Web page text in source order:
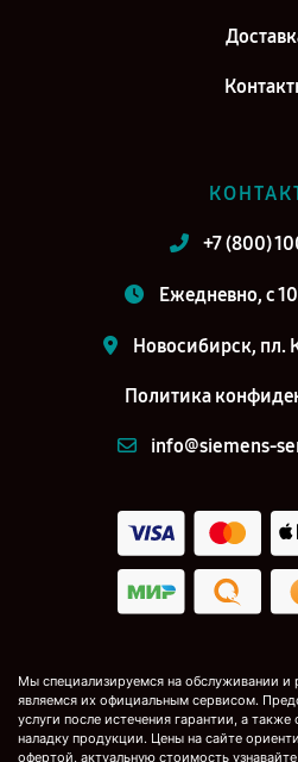
+7 (800)
Ежедневно, с
Новосибирск, пл.
Политика
info@siemens-
Мы специализируемся на обслуживании и
являемся их официальным сервисом.
услуги после истечения гарантии, а
наладку продукции. Цены на сайте
офертой, актуальную стоимость